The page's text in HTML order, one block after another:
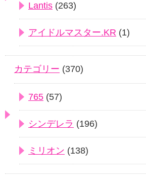
Lantis (263)
アイドルマスター.KR (1)
カテゴリー (370)
765 (57)
シンデレラ (196)
ミリオン (138)